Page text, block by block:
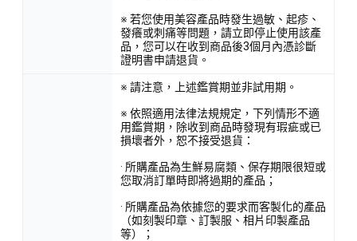
※ 若您使用美容產品時發生過敏、起疹、
發癢或刺痛等問題，請立即停止使用該產
品，您可以在收到商品後3個月內憑診斷
證明書申請退貨。
※ 請注意，上述鑑賞期並非試用期。
※ 依照適用法律法規規定，下列情形不適
用鑑賞期，除收到商品時發現有瑕疵或已
損壞者外，恕不接受退貨：
· 所購產品為生鮮易腐類、保存期限很短或
您取消訂單時即將過期的產品；
· 所購產品為依據您的要求而客製化的產品
（如刻製印章、訂製服、相片印製產品
等）；